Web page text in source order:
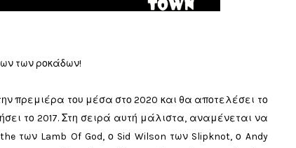
των ροκάδων!
πρεμιέρα του μέσα στο 2020 και θα αποτελέσει το
το 2017. Στη σειρά αυτή μάλιστα, αναμένεται να
των Lamb Of God, ο Sid Wilson των Slipknot, ο Andy